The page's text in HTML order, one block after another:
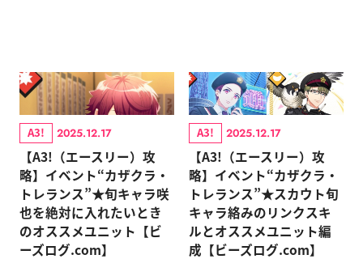
A3! 2025.12.17
【A3!（エースリー）攻
略】イベント“カザクラ・
トレランス”★旬キャラ咲
也を絶対に入れたいとき
のオススメユニット【ビ
ーズログ.com】
A3! 2025.12.17
【A3!（エースリー）攻
略】イベント“カザクラ・
トレランス”★スカウト旬
キャラ絡みのリンクスキ
ルとオススメユニット編
成【ビーズログ.com】